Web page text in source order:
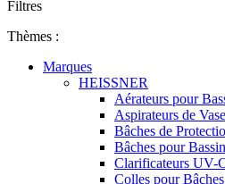
Filtres
Thèmes :
Marques
HEISSNER
Aérateurs pour
Aspirateurs de
Bâches de
Bâches pour
Clarificateurs UV-
Colles pour